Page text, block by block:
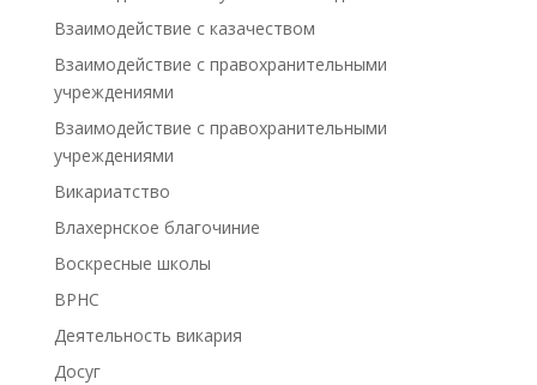
Взаимодействие с казачеством
Взаимодействие с правохранительными
учреждениями
Взаимодействие с правохранительными
учреждениями
Викариатство
Влахернское благочиние
Воскресные школы
ВРНС
Деятельность викария
Досуг